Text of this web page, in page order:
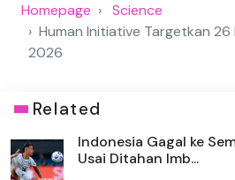
Homepage
Science
Human Initiative Targetkan 26
2026
Related
Indonesia Gagal ke
Usai Ditahan Imb...